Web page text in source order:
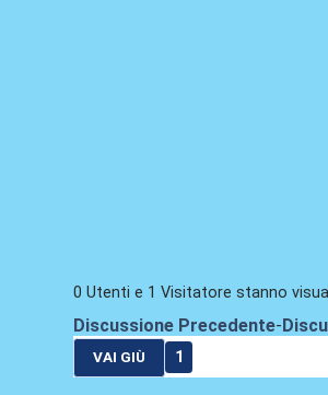
0 Utenti e 1 Visitatore stanno
Discussione Precedente-
VAI GIÙ 1